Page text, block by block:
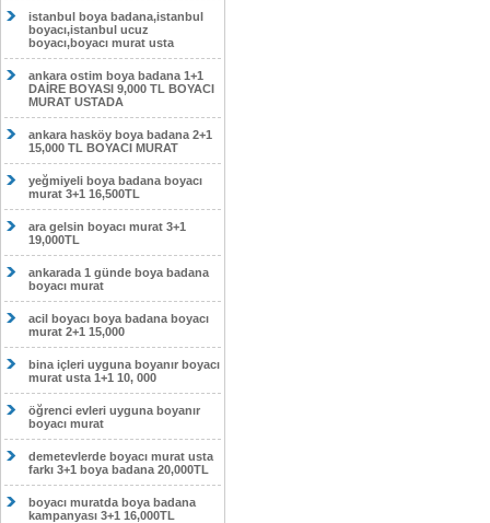
istanbul boya badana,istanbul
boyacı,istanbul ucuz
boyacı,boyacı murat usta
ankara ostim boya badana 1+1
DAİRE BOYASI 9,000 TL BOYACI
MURAT USTADA
ankara hasköy boya badana 2+1
15,000 TL BOYACI MURAT
yeğmiyeli boya badana boyacı
murat 3+1 16,500TL
ara gelsin boyacı murat 3+1
19,000TL
ankarada 1 günde boya badana
boyacı murat
acil boyacı boya badana boyacı
murat 2+1 15,000
bina içleri uyguna boyanır boyacı
murat usta 1+1 10, 000
öğrenci evleri uyguna boyanır
boyacı murat
demetevlerde boyacı murat usta
farkı 3+1 boya badana 20,000TL
boyacı muratda boya badana
kampanyası 3+1 16,000TL